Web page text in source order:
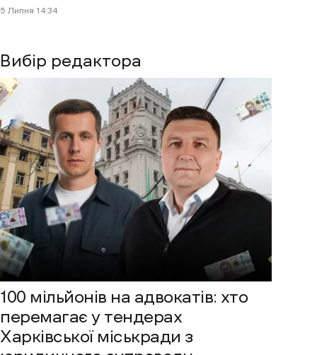
Вибір редактора
100 мільйонів на адвокатів: хто
перемагає у тендерах
Харківської міськради з
5 Липня 14:34